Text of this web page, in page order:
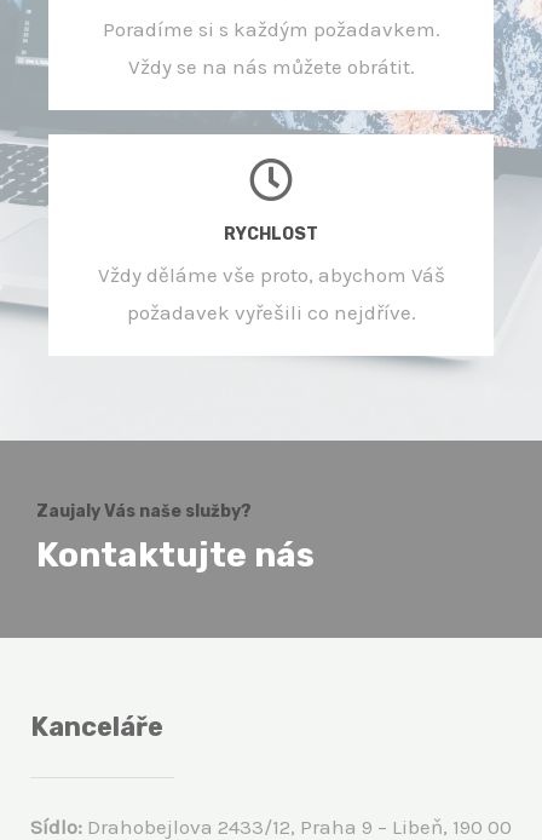
Poradíme si s každým požadavkem.
Vždy se na nás můžete obrátit.
RYCHLOST
Vždy děláme vše proto, abychom Váš
požadavek vyřešili co nejdříve.
Zaujaly Vás naše služby?
Kontaktujte nás
Kanceláře
Sídlo: Drahobejlova 2433/12, Praha 9 – Libeň, 190 00